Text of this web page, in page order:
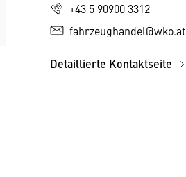
+43 5 90900 3312
fahrzeughandel@wko.at
Detaillierte Kontaktseite